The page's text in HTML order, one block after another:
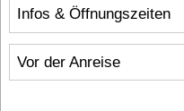
Infos & Öffnungszeiten
Vor der Anreise